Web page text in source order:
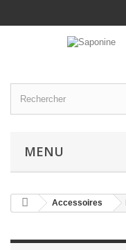
MENU
Accessoires